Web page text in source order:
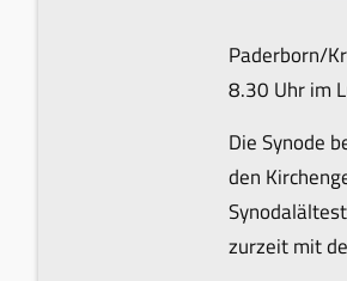
Paderborn/
8.30 Uhr im
Die Synode
den
zurzeit mit